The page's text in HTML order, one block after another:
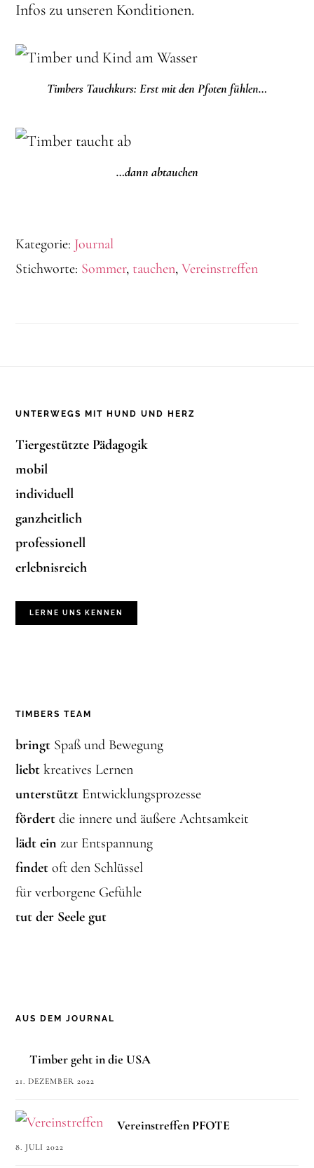
Infos zu unseren Konditionen.
Timbers Tauchkurs: Erst mit den Pfoten fühlen…
…dann abtauchen
Kategorie: Journal
Stichworte: Sommer, tauchen,Vereinstreffen
UNTERWEGS MIT HUND UND HERZ
Tiergestützte Pädagogik
mobil
individuell
ganzheitlich
professionell
erlebnisreich
LERNE UNS KENNEN
TIMBERS TEAM
bringt Spaß und Bewegung
liebt kreatives Lernen
unterstützt Entwicklungsprozesse
fördert die innere und äußere Achtsamkeit
lädt ein zur Entspannung
findet oft den Schlüssel
für verborgene Gefühle
tut der Seele gut
AUS DEM JOURNAL
Timber geht in die USA
21. DEZEMBER 2022
Vereinstreffen PFOTE
8. JULI 2022